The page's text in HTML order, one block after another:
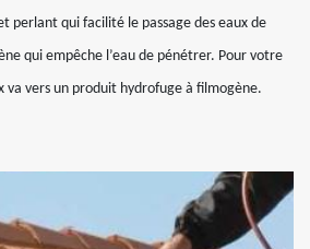
perlant qui facilité le passage des eaux de
qui empêche l’eau de pénétrer. Pour votre
vers un produit hydrofuge à filmogène.